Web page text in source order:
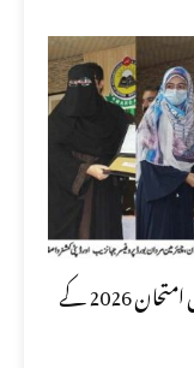
تعلیمی بورڈ مردان نے ایس ایس سی سالانہ اول امتحان 2026 کے